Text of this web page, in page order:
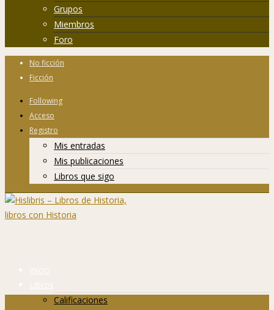
Grupos
Miembros
Foro
No ficción
Ficción
Following
Acceso
Registro
Mis entradas
Mis publicaciones
Libros que sigo
Inicio
Libros
Calificaciones